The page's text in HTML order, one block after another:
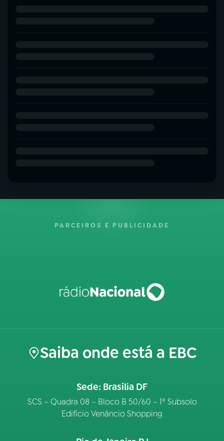
PARCEIROS E PUBLICIDADE
Saiba onde está a EBC
Sede: Brasília DF
SCS – Quadra 08 – Bloco B 50/60 – 1º Subsolo
Edifício Venâncio Shopping